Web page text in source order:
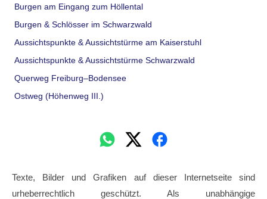
Burgen am Eingang zum Höllental
Burgen & Schlösser im Schwarzwald
Aussichtspunkte & Aussichtstürme am Kaiserstuhl
Aussichtspunkte & Aussichtstürme Schwarzwald
Querweg Freiburg–Bodensee
Ostweg (Höhenweg III.)
Texte, Bilder und Grafiken auf dieser Internetseite sind
urheberrechtlich geschützt. Als unabhängige